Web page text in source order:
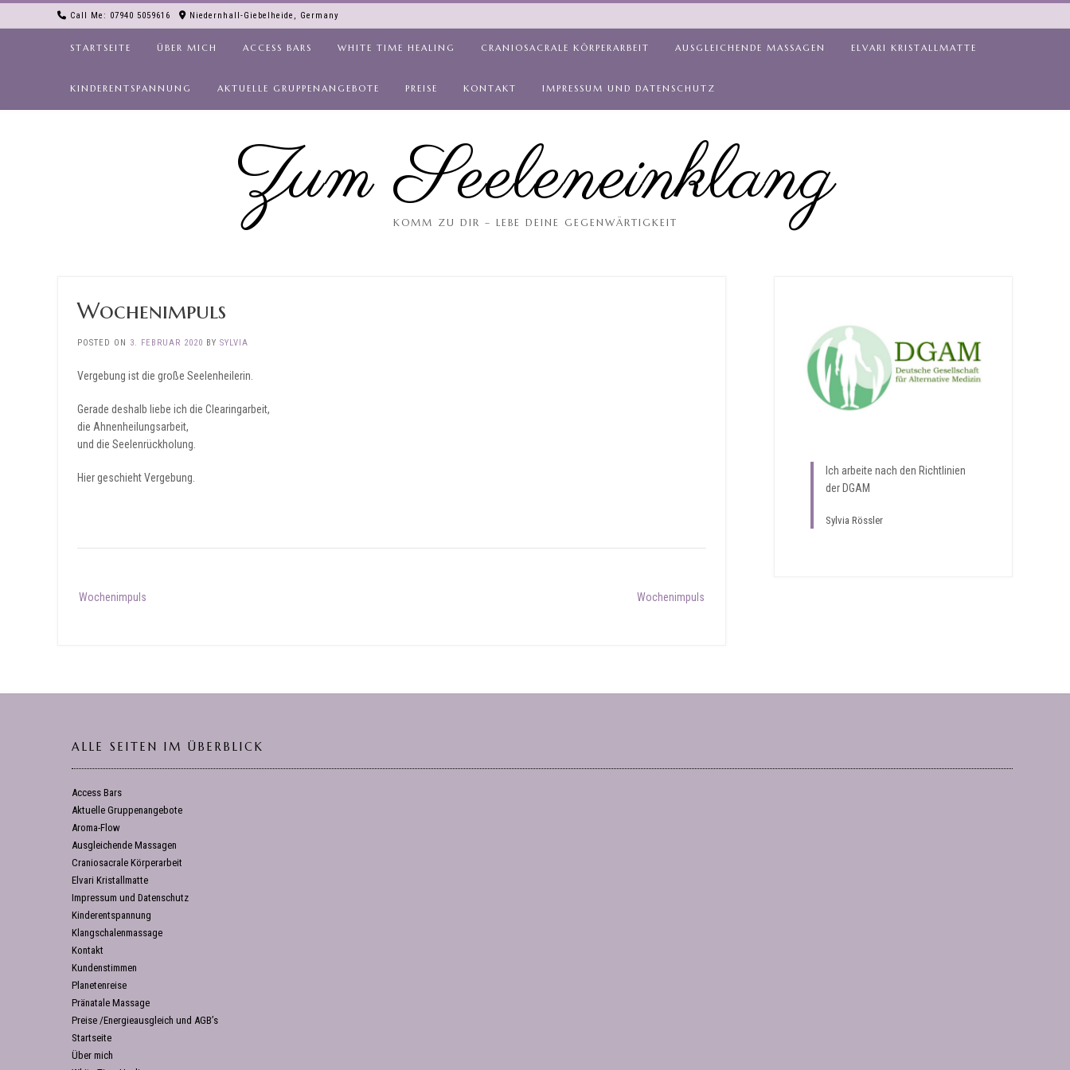
Call Me: 07940 5059616 Niedernhall-Giebelheide, Germany
STARTSEITE ÜBER MICH ACCESS BARS WHITE TIME HEALING CRANIOSACRALE KÖRPERARBEIT AUSGLEICHENDE MASSAGEN ELVARI KRISTALLMATTE
KINDERENTSPANNUNG AKTUELLE GRUPPENANGEBOTE PREISE KONTAKT IMPRESSUM UND DATENSCHUTZ
Zum Seeleneinklang
KOMM ZU DIR – LEBE DEINE GEGENWÄRTIGKEIT
Wochenimpuls
POSTED ON 3. FEBRUAR 2020 BY SYLVIA
Vergebung ist die große Seelenheilerin.
Gerade deshalb liebe ich die Clearingarbeit,
die Ahnenheilungsarbeit,
und die Seelenrückholung.
Hier geschieht Vergebung.
Wochenimpuls Wochenimpuls
Ich arbeite nach den Richtlinien
der DGAM
Sylvia Rössler
ALLE SEITEN IM ÜBERBLICK
Access Bars
Aktuelle Gruppenangebote
Aroma-Flow
Ausgleichende Massagen
Craniosacrale Körperarbeit
Elvari Kristallmatte
Impressum und Datenschutz
Kinderentspannung
Klangschalenmassage
Kontakt
Kundenstimmen
Planetenreise
Pränatale Massage
Preise /Energieausgleich und AGB’s
Startseite
Über mich